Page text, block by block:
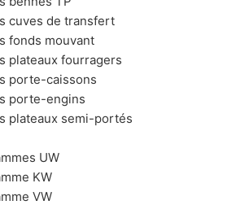
cuves de transfert
fonds mouvant
plateaux fourragers
porte-caissons
porte-engins
plateaux semi-portés
UW
KW
VW